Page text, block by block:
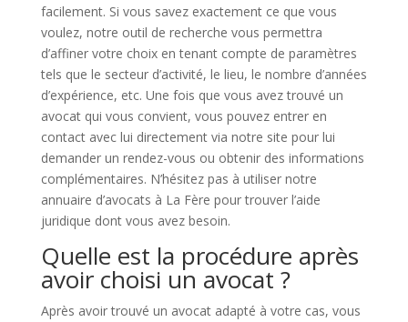
facilement. Si vous savez exactement ce que vous
voulez, notre outil de recherche vous permettra
d’affiner votre choix en tenant compte de paramètres
tels que le secteur d’activité, le lieu, le nombre d’années
d’expérience, etc. Une fois que vous avez trouvé un
avocat qui vous convient, vous pouvez entrer en
contact avec lui directement via notre site pour lui
demander un rendez-vous ou obtenir des informations
complémentaires. N’hésitez pas à utiliser notre
annuaire d’avocats à La Fère pour trouver l’aide
juridique dont vous avez besoin.
Quelle est la procédure après
avoir choisi un avocat ?
Après avoir trouvé un avocat adapté à votre cas, vous